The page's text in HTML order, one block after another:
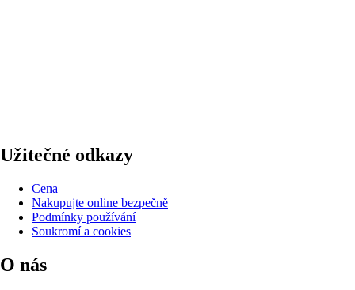
Užitečné odkazy
Cena
Nakupujte online bezpečně
Podmínky používání
Soukromí a cookies
O nás